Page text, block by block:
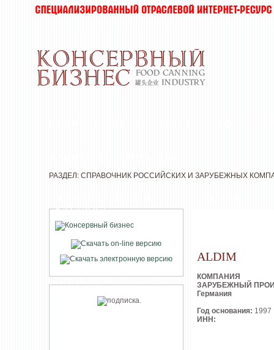
КАТАЛОГА
РАЗДЕЛ: СПРАВОЧНИК РОССИЙСКИХ И ЗАРУБЕЖНЫХ
ALDIM
КОМПАНИЯ
ЗАРУБЕЖНЫЙ
Германия
Год основания: 1997
ИНН: